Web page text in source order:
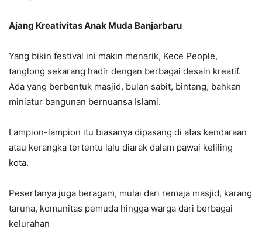
Ajang Kreativitas Anak Muda Banjarbaru
Yang bikin festival ini makin menarik, Kece People,
tanglong sekarang hadir dengan berbagai desain kreatif.
Ada yang berbentuk masjid, bulan sabit, bintang, bahkan
miniatur bangunan bernuansa Islami.
Lampion-lampion itu biasanya dipasang di atas kendaraan
atau kerangka tertentu lalu diarak dalam pawai keliling
kota.
Pesertanya juga beragam, mulai dari remaja masjid, karang
taruna, komunitas pemuda hingga warga dari berbagai
kelurahan